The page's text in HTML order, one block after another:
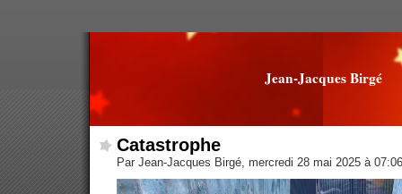
Jean-Jacques Birgé
Catastrophe
Par Jean-Jacques Birgé, mercredi 28 mai 2025 à